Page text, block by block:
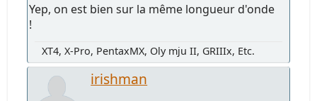
Yep, on est bien sur la même longueur d'onde
!
XT4, X-Pro, PentaxMX, Oly mju II, GRIIIx, Etc.
irishman